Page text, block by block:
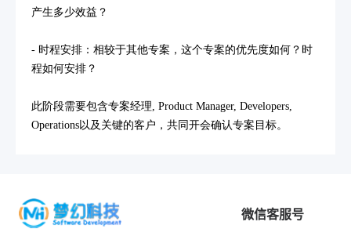
产生多少效益？
- 时程安排：相较于其他专案，这个专案的优先度如何？时
程如何安排？
此阶段需要包含专案经理, Product Manager, Developers,
Operations以及关键的客户，共同开会确认专案目标。
微信客服号